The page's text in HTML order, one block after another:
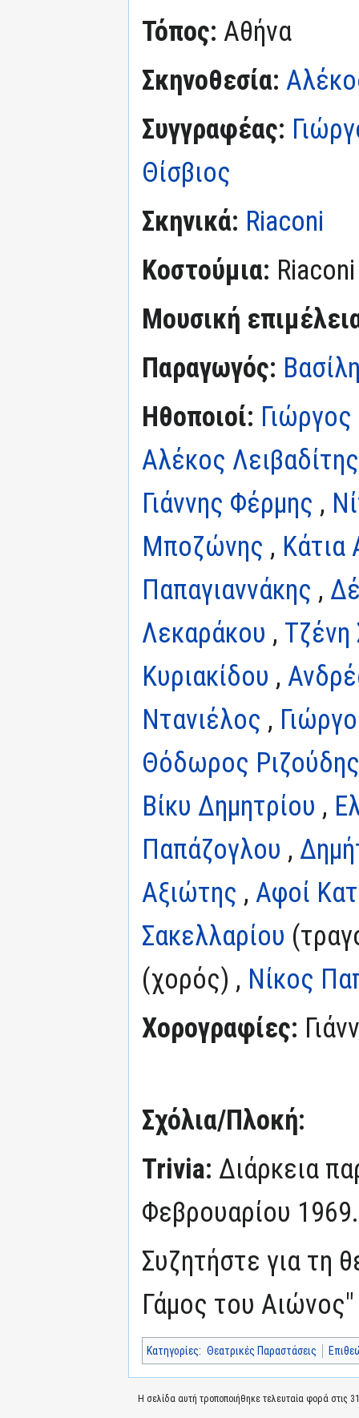
Τόπος: Αθήνα
Σκηνοθεσία:
Συγγραφέας:
Θίσβιος
Σκηνικά: Riaconi
Κοστούμια: Riaconi
Μουσική
Παραγωγός:
Ηθοποιοί:
Αλέκος Λειβαδίτης
Γιάννης Φέρμης ,
Μποζώνης , Κάτια
Παπαγιαννάκης ,
Λεκαράκου ,
Κυριακίδου ,
Ντανιέλος ,
Θόδωρος Ριζούδης
Βίκυ Δημητρίου ,
Παπάζογλου ,
Αξιώτης , Αφοί
Σακελλαρίου
(χορός) , Νίκος
Χορογραφίες:
Σχόλια/Πλοκή:
Trivia: Διάρκεια
Φεβρουαρίου 1969.
Συζητήστε για τη
Γάμος του
Κατηγορίες: Θεατρικές Παραστάσεις
Η σελίδα αυτή τροποποιήθηκε τελευταία φορά στις